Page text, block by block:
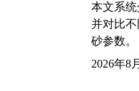
本文系统
并对比
砂参数。
2026年8